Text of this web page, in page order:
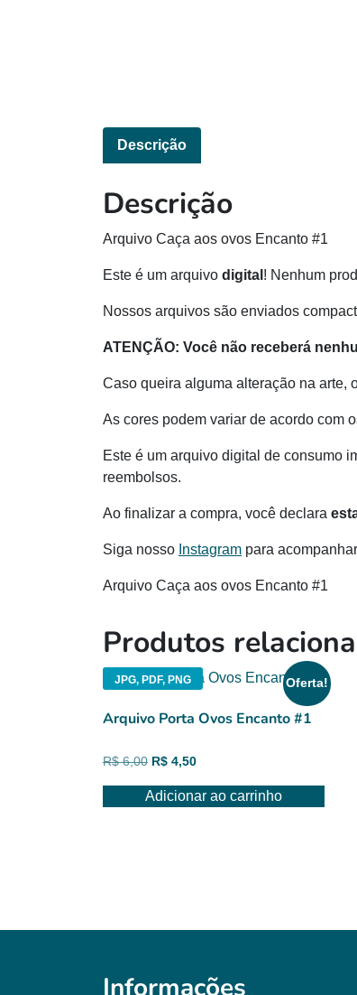
Descrição
Descrição
Arquivo Caça aos ovos Encanto #1
Este é um arquivo digital ! Nenhum
Nossos arquivos são enviados
ATENÇÃO: Você não receberá
Caso queira alguma alteração na arte,
As cores podem variar de acordo com
Este é um arquivo digital de consumo
reembolsos.
Ao finalizar a compra, você declara
Siga nosso Instagram para
Arquivo Caça aos ovos Encanto #1
Produtos
JPG, PDF, PNG Oferta!
Arquivo Porta Ovos Encanto #1
R$6,00 O
original
R$ 4,50O
atual
Adicionar ao carrinho
Informações